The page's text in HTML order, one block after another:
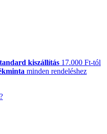
kiszállítás 17.000 Ft-tól
minden rendeléshez